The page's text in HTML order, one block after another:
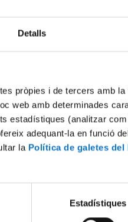
Detalls
pròpies i de tercers amb
web amb determinades
estadístiques (analitzar
adequant-la en funció
la Política de galetes
Estadístiques
Facultat de Belles Arts
porta el programari innovador
activitats de la comunitat